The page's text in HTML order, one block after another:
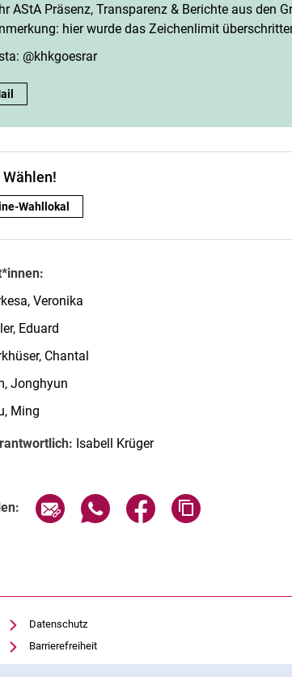
AStA Präsenz, Transparenz & Berichte aus den
hier wurde das Zeichenlimit
@khkgoesrar(öffnet neues Fenster)
mit der Kunsthochschule, mehr studentische
Wählen!:
Wahllokal
Veronika
Eduard
Chantal
Jonghyun
Ming
Isabell Krüger
Seite über E-Mail teilen
Seite über WhatsApp teilen
Seite über Facebook
Datenschutz
Barrierefreiheit
Transparenter KI-Einsatz